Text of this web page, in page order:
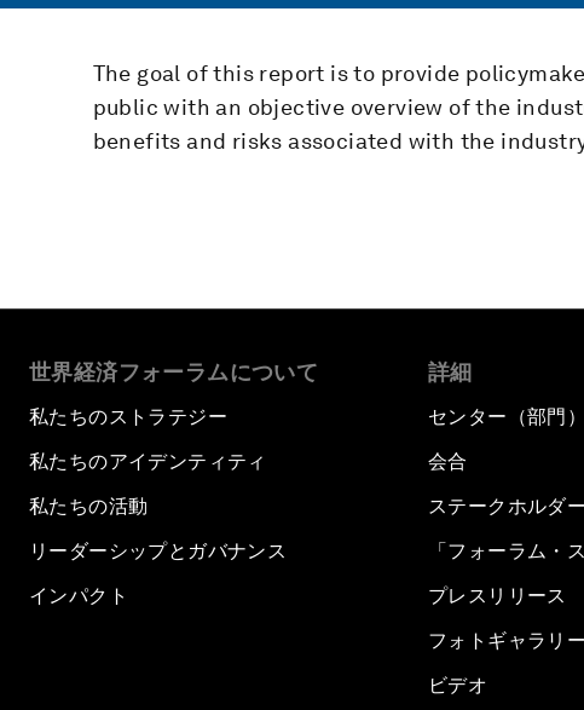
The goal of this report is to provide
public with an objective overview of the
benefits and risks associated with the
世界経済フォーラムについて
私たちのストラテジー
私たちのアイデンティティ
私たちの活動
リーダーシップとガバナンス
インパクト
詳細
センター（部門）
会合
ステークホルダ
「フォーラム・
プレスリリース
フォトギャラリー
ビデオ